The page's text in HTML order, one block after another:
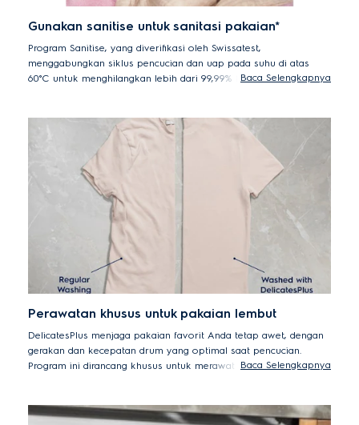
Gunakan sanitise untuk sanitasi pakaian*
Program Sanitise, yang diverifikasi oleh Swissatest,
menggabungkan siklus pencucian dan uap pada suhu di atas
60°C untuk menghilangkan lebih dari 99,99% bakteri dan virus
* Telah diuji untuk Candida albicans, Bakteriofag MS2, dan Escherichia
coli dalam pengujian eksternal oleh Swissatest Testmaterialien AG
pada tahun 2021 ("Laporan Uji No. 202120117, 20232072").
Baca Selengkapnya
Perawatan khusus untuk pakaian lembut
DelicatesPlus menjaga pakaian favorit Anda tetap awet, dengan
gerakan dan kecepatan drum yang optimal saat pencucian.
Program ini dirancang khusus untuk merawat bahan halus,
Baca Selengkapnya